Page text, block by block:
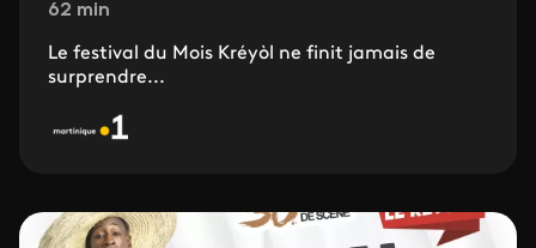
62 min
Le festival du Mois Kréyòl ne finit jamais de
surprendre...